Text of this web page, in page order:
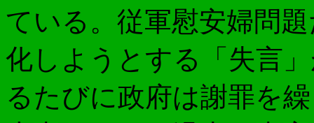
ている。従軍慰安婦問
化しようとする「失言
るたびに政府は謝罪を